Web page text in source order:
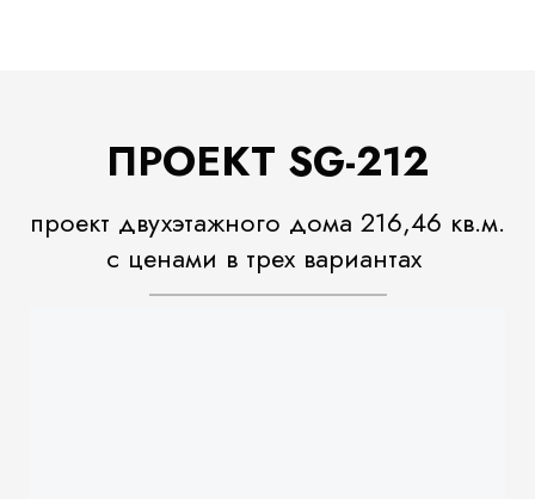
ПРОЕКТ SG-212
проект двухэтажного дома 216,46 кв.м.
с ценами в трех вариантах